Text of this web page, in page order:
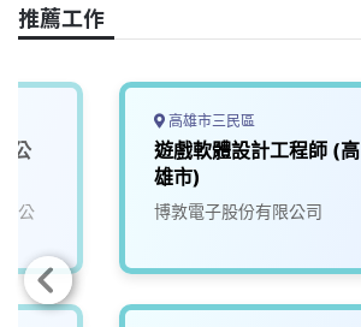
推薦工作
公
公
高雄市三民區
遊戲軟體設計工程師 (高
雄市)
博敦電子股份有限公司